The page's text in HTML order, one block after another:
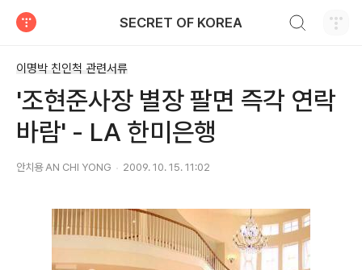
SECRET OF KOREA
이명박 친인척 관련서류
'조현준사장 별장 팔면 즉각 연락
바람' - LA 한미은행
안치용 AN CHI YONG 2009. 10. 15. 11:02